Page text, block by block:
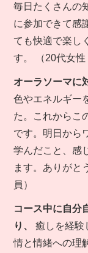
毎日たくさんの
に参加できて感
ても快適で楽し
す。 （20代女
オーラソーマに
色やエネルギー
た。これからこ
です。明日から
学んだこと、感
ます。ありが
員）
コース中に自分
り、
癒しを経験
情と情緒への理